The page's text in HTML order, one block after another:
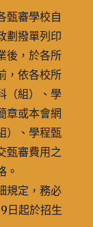
甄審學校自
劃撥單列印
後，於各所
，依各校所
（組）、學
章或本會網
）、學程甄
甄審費用之
。
規定，務必
日起於招生